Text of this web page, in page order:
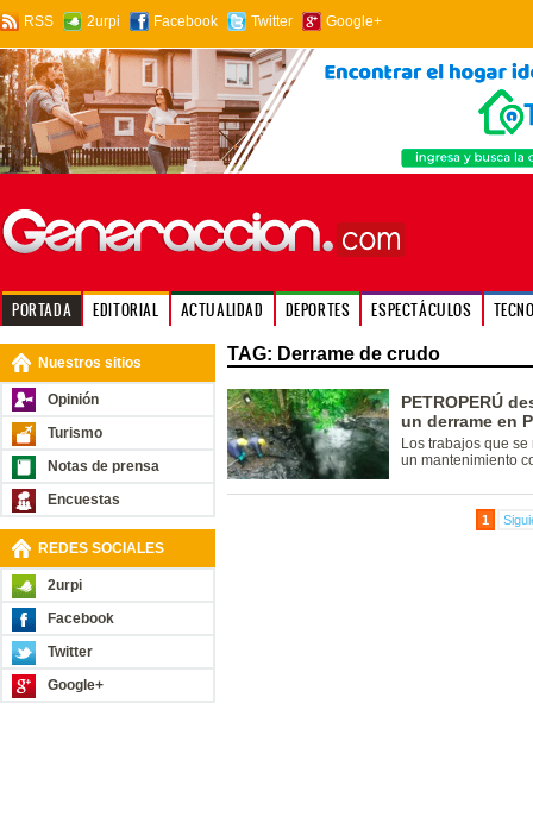
RSS 2urpi Facebook Twitter Google+
PORTADA EDITORIAL ACTUALIDAD DEPORTES ESPECTÁCULOS
Nuestros sitios
Opinión
Turismo
Notas de prensa
Encuestas
REDES SOCIALES
2urpi
Facebook
Twitter
Google+
TAG: Derrame de crudo
PETROPERÚ
un derrame en
Los trabajos que
un mantenimiento
1